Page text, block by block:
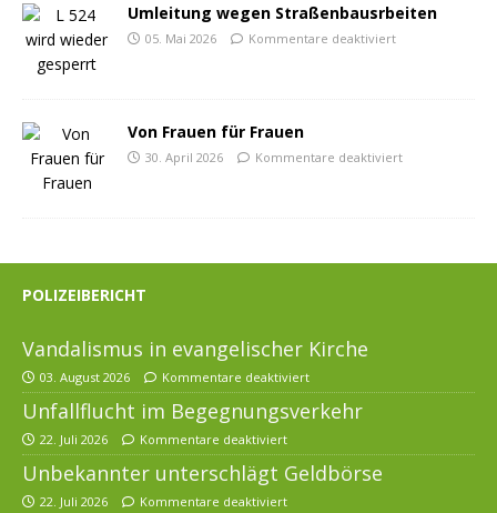
Umleitung wegen Straßenbausrbeiten
05. Mai 2026 Kommentare deaktiviert
Von Frauen für Frauen
30. April 2026 Kommentare deaktiviert
POLIZEIBERICHT
Vandalismus in evangelischer Kirche
03. August 2026 Kommentare deaktiviert
Unfallflucht im Begegnungsverkehr
22. Juli 2026 Kommentare deaktiviert
Unbekannter unterschlägt Geldbörse
22. Juli 2026 Kommentare deaktiviert